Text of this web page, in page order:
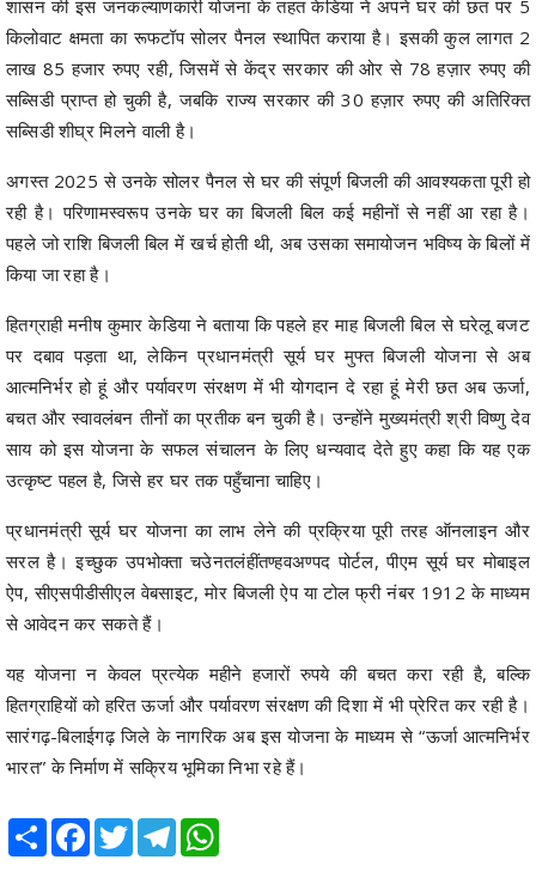
शासन की इस जनकल्याणकारी योजना के तहत केडिया ने अपने घर की छत पर 5
किलोवाट क्षमता का रूफटॉप सोलर पैनल स्थापित कराया है। इसकी कुल लागत 2
लाख 85 हजार रुपए रही, जिसमें से केंद्र सरकार की ओर से 78 हज़ार रुपए की
सब्सिडी प्राप्त हो चुकी है, जबकि राज्य सरकार की 30 हज़ार रुपए की अतिरिक्त
सब्सिडी शीघ्र मिलने वाली है।
अगस्त 2025 से उनके सोलर पैनल से घर की संपूर्ण बिजली की आवश्यकता पूरी हो
रही है। परिणामस्वरूप उनके घर का बिजली बिल कई महीनों से नहीं आ रहा है।
पहले जो राशि बिजली बिल में खर्च होती थी, अब उसका समायोजन भविष्य के बिलों में
किया जा रहा है।
हितग्राही मनीष कुमार केडिया ने बताया कि पहले हर माह बिजली बिल से घरेलू बजट
पर दबाव पड़ता था, लेकिन प्रधानमंत्री सूर्य घर मुफ्त बिजली योजना से अब
आत्मनिर्भर हो हूं और पर्यावरण संरक्षण में भी योगदान दे रहा हूं मेरी छत अब ऊर्जा,
बचत और स्वावलंबन तीनों का प्रतीक बन चुकी है। उन्होंने मुख्यमंत्री श्री विष्णु देव
साय को इस योजना के सफल संचालन के लिए धन्यवाद देते हुए कहा कि यह एक
उत्कृष्ट पहल है, जिसे हर घर तक पहुँचाना चाहिए।
प्रधानमंत्री सूर्य घर योजना का लाभ लेने की प्रक्रिया पूरी तरह ऑनलाइन और
सरल है। इच्छुक उपभोक्ता चउेनतलंहींतण्हवअण्पद पोर्टल, पीएम सूर्य घर मोबाइल
ऐप, सीएसपीडीसीएल वेबसाइट, मोर बिजली ऐप या टोल फ्री नंबर 1912 के माध्यम
से आवेदन कर सकते हैं।
यह योजना न केवल प्रत्येक महीने हजारों रुपये की बचत करा रही है, बल्कि
हितग्राहियों को हरित ऊर्जा और पर्यावरण संरक्षण की दिशा में भी प्रेरित कर रही है।
सारंगढ़-बिलाईगढ़ जिले के नागरिक अब इस योजना के माध्यम से “ऊर्जा आत्मनिर्भर
भारत” के निर्माण में सक्रिय भूमिका निभा रहे हैं।
Share Facebook
TwitterTelegram